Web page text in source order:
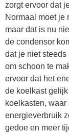
zorgt ervoor dat
Normaal moet je
maar dat is nu
de condensor
dat je niet steeds
om schoon te
ervoor dat het
de koelkast
koelkasten,
energieverbruik
gedoe en meer